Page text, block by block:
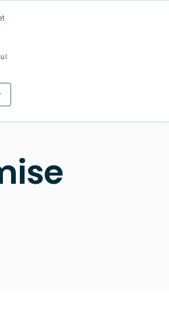
Contactez-nous